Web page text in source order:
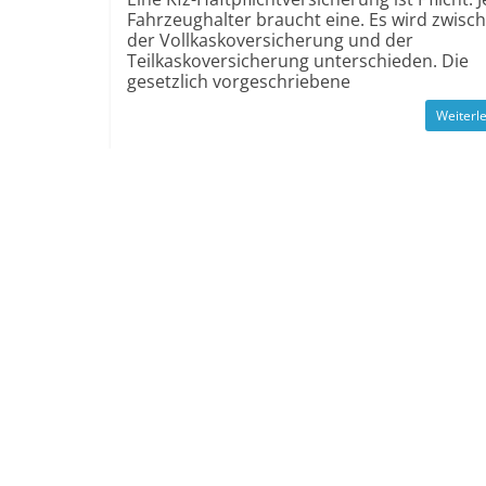
Fahrzeughalter braucht eine. Es wird
der Vollkaskoversicherung und der
Teilkaskoversicherung unterschieden. Die
gesetzlich vorgeschriebene